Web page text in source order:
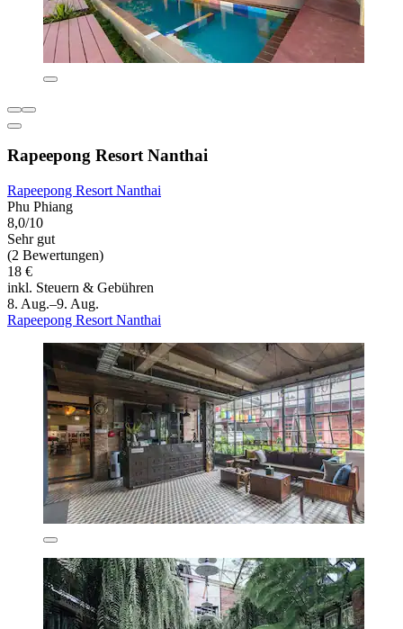
Rapeepong Resort Nanthai
Rapeepong Resort Nanthai
Phu Phiang
8,0/10
Sehr gut
(2 Bewertungen)
18 €
inkl. Steuern & Gebühren
8. Aug.–9. Aug.
Rapeepong Resort Nanthai